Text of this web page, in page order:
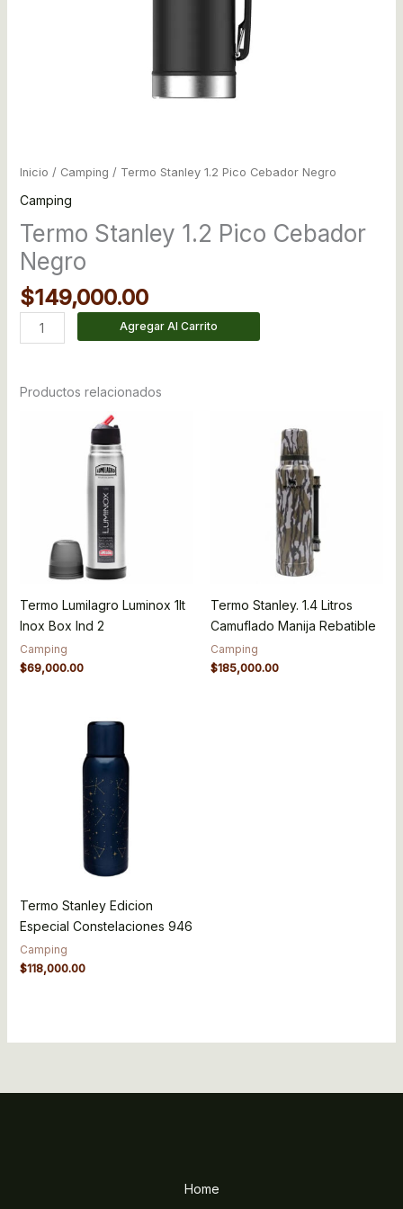
Inicio / Camping / Termo Stanley 1.2 Pico Cebador Negro
Camping
Termo Stanley 1.2 Pico Cebador
Negro
$149,000.00
Agregar Al Carrito
Productos relacionados
Termo Lumilagro Luminox 1lt
Inox Box Ind 2
Camping
$69,000.00
Termo Stanley. 1.4 Litros
Camuflado Manija Rebatible
Camping
$185,000.00
Termo Stanley Edicion
Especial Constelaciones 946
Camping
$118,000.00
Home